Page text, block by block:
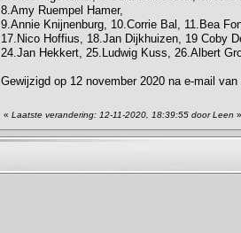
8.Amy Ruempel Hamer,
9.Annie Knijnenburg, 10.Corrie Bal, 11.Bea
17.Nico Hoffius, 18.Jan Dijkhuizen, 19 Coby
24.Jan Hekkert, 25.Ludwig Kuss, 26.Albert
Gewijzigd op 12 november 2020 na e-mail
« Laatste verandering: 12-11-2020, 18:39:55 door Leen »